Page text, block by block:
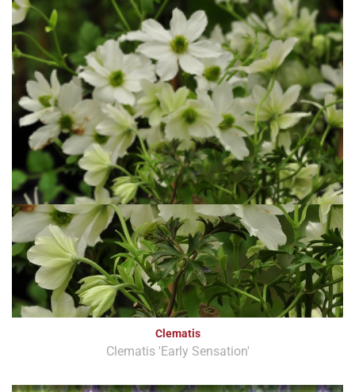
Clematis
Clematis 'Early Sensation'